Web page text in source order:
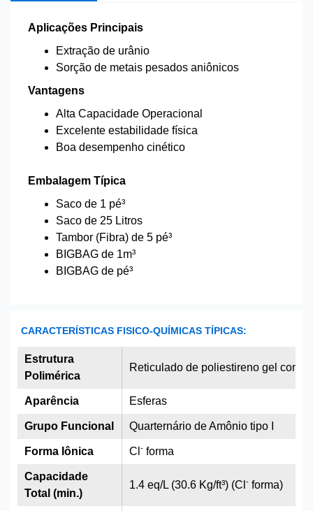
Aplicações Principais
Extração de urânio
Sorção de metais pesados aniônicos
Vantagens
Alta Capacidade Operacional
Excelente estabilidade física
Boa desempenho cinético
Embalagem Típica
Saco de 1 pé³
Saco de 25 Litros
Tambor (Fibra) de 5 pé³
BIGBAG de 1m³
BIGBAG de pé³
CARACTERÍSTICAS FISICO-QUÍMICAS TÍPICAS:
Reticulado de poliestireno gel com
Esferas
Quarternário de Amônio tipo I
Cl - forma
1.4 eq/L (30.6 Kg/ft³) (Cl - forma)
Estrutura
Polimérica
Aparência
Grupo Funcional
Forma Iônica
Capacidade
Total (min.)